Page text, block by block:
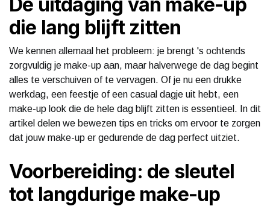
die lang blijft zitten
We kennen allemaal het probleem: je brengt 's ochtends
zorgvuldig je make-up aan, maar halverwege de dag begint
alles te verschuiven of te vervagen. Of je nu een drukke
werkdag, een feestje of een casual dagje uit hebt, een
make-up look die de hele dag blijft zitten is essentieel. In dit
artikel delen we bewezen tips en tricks om ervoor te zorgen
dat jouw make-up er gedurende de dag perfect uitziet.
Voorbereiding: de sleutel
tot langdurige make-up